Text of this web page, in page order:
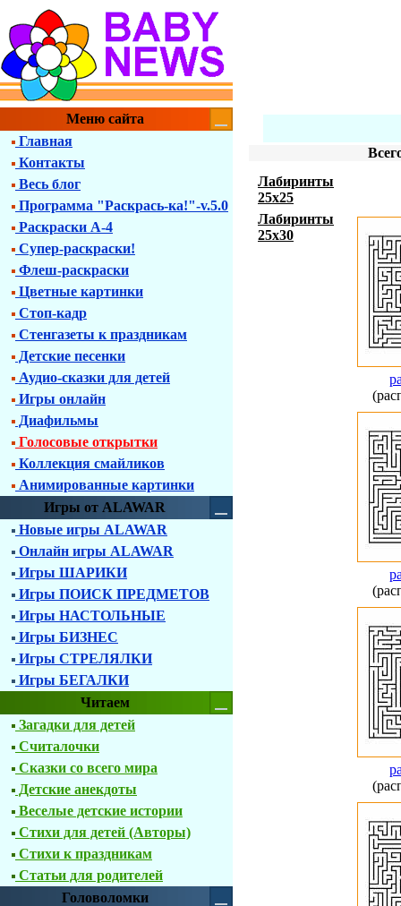
Меню сайта
Главная
Контакты
Весь блог
Программа "Раскрась-ка!"-v.5.0
Раскраски А-4
Супер-раскраски!
Флеш-раскраски
Цветные картинки
Стоп-кадр
Стенгазеты к праздникам
Детские песенки
Аудио-сказки для детей
Игры онлайн
Диафильмы
Голосовые открытки
Коллекция смайликов
Анимированные картинки
Игры от ALAWAR
Новые игры ALAWAR
Онлайн игры ALAWAR
Игры ШАРИКИ
Игры ПОИСК ПРЕДМЕТОВ
Игры НАСТОЛЬНЫЕ
Игры БИЗНЕС
Игры СТРЕЛЯЛКИ
Игры БЕГАЛКИ
Читаем
Загадки для детей
Считалочки
Сказки со всего мира
Детские анекдоты
Веселые детские истории
Стихи для детей (Авторы)
Стихи к праздникам
Статьи для родителей
Головоломки
Лабиринты
25х25
Лабиринты
25х30